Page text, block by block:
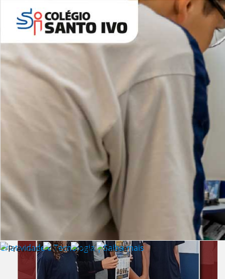
Desafios | Saiba mais
Criatividade e Tecnologia | Saiba mais